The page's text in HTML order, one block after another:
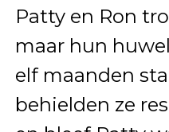
Patty en Ron
maar hun
elf maanden
behielden ze